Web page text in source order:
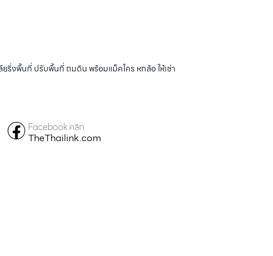
ยริ่งพื้นที่ ปรับพื้นที่ ถมดิน พร้อมแม็คโคร หกล้อ ให้เช่า
Facebook คลิก
TheThailink.com